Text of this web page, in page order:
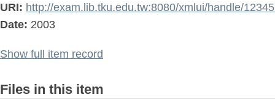
URI: http://exam.lib.tku.edu.tw:8080/xmlui/handle/
Date: 2003
Show full item record
Files in this item